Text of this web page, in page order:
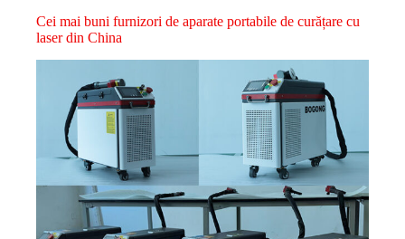
Cei mai buni furnizori de aparate portabile de curățare cu
laser din China